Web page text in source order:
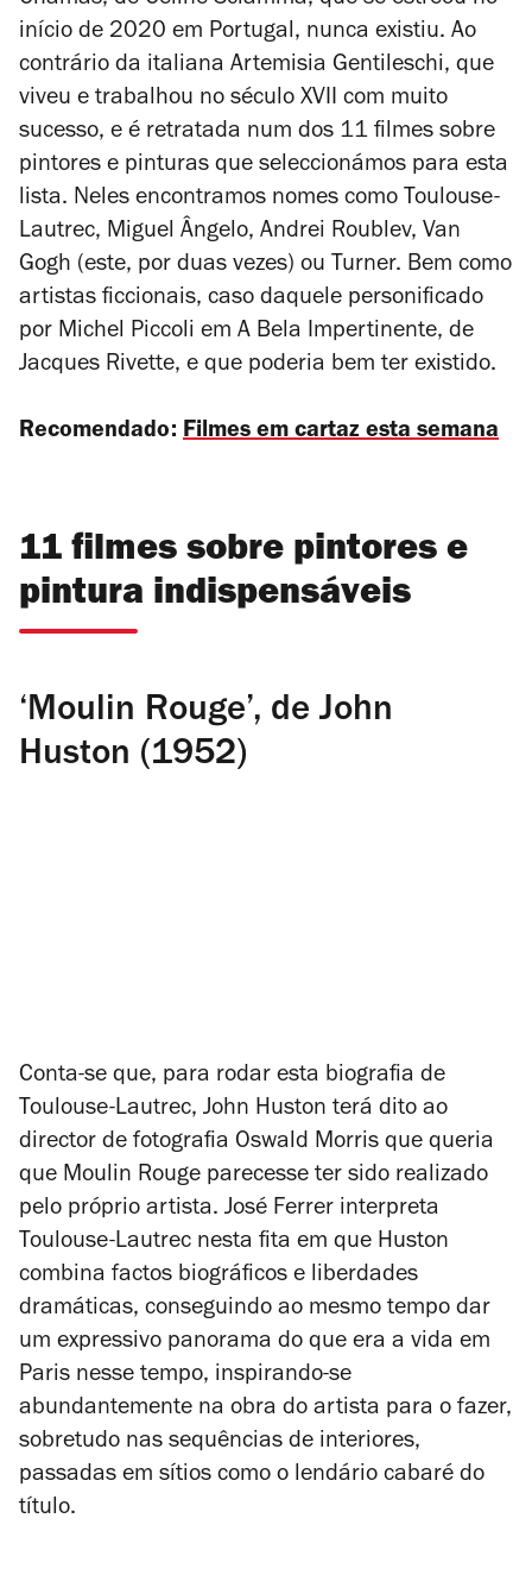
início de 2020 em Portugal, nunca existiu. Ao
contrário da italiana Artemisia Gentileschi, que
viveu e trabalhou no século XVII com muito
sucesso, e é retratada num dos 11 filmes sobre
pintores e pinturas que seleccionámos para esta
lista. Neles encontramos nomes como Toulouse-
Lautrec, Miguel Ângelo, Andrei Roublev, Van
Gogh (este, por duas vezes) ou Turner. Bem como
artistas ficcionais, caso daquele personificado
por Michel Piccoli em A Bela Impertinente, de
Jacques Rivette, e que poderia bem ter existido.
Recomendado: Filmes em cartaz esta semana
11 filmes sobre pintores e
pintura indispensáveis
‘Moulin Rouge’, de John
Huston (1952)
Conta-se que, para rodar esta biografia de
Toulouse-Lautrec, John Huston terá dito ao
director de fotografia Oswald Morris que queria
que Moulin Rouge parecesse ter sido realizado
pelo próprio artista. José Ferrer interpreta
Toulouse-Lautrec nesta fita em que Huston
combina factos biográficos e liberdades
dramáticas, conseguindo ao mesmo tempo dar
um expressivo panorama do que era a vida em
Paris nesse tempo, inspirando-se
abundantemente na obra do artista para o fazer,
sobretudo nas sequências de interiores,
passadas em sítios como o lendário cabaré do
título.